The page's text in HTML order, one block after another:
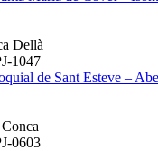
Dellà
1047
de Sant Esteve –
0603